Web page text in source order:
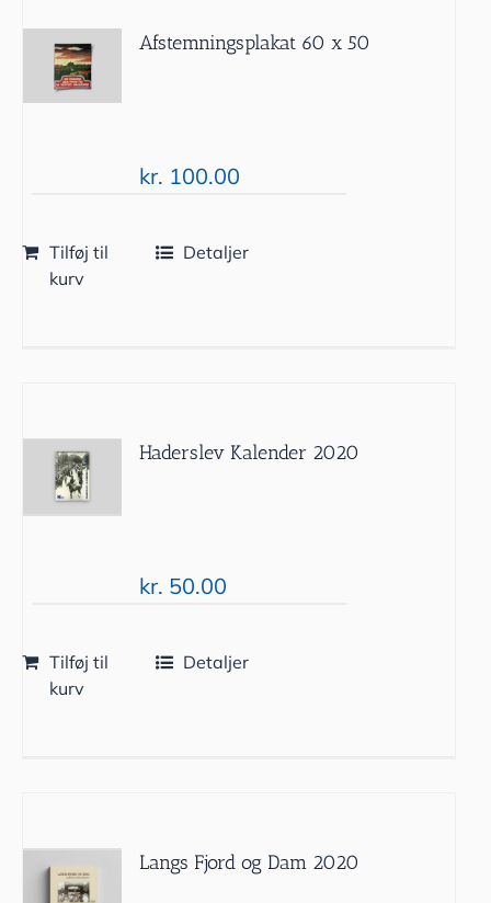
Afstemningsplakat 60 x 50
kr. 100.00
Tilføj til
kurv
Detaljer
Haderslev Kalender 2020
kr. 50.00
Tilføj til
kurv
Detaljer
Langs Fjord og Dam 2020